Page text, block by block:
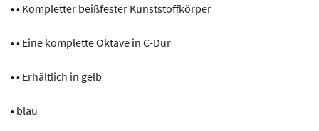
• • Kompletter beißfester Kunststoffkörper
• • Eine komplette Oktave in C-Dur
• • Erhältlich in gelb
• blau